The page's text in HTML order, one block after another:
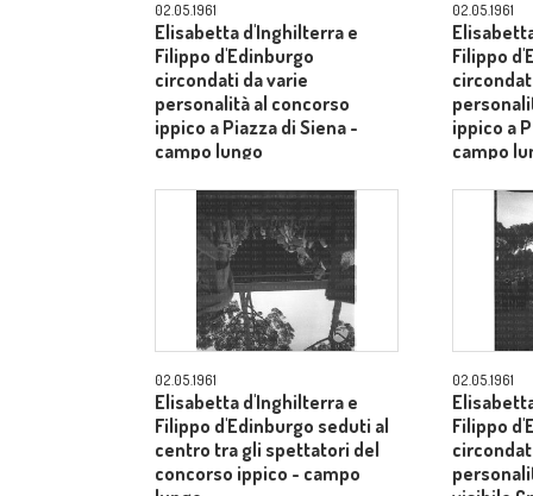
02.05.1961
Elisabetta d'Inghilterra e
Filippo d'Edinburgo
circondati da varie
personalità al concorso
ippico a Piazza di Siena -
campo lungo
02.05.1961
Filippo
ippico a
campo
02.05.1961
Elisabetta d'Inghilterra e
Filippo d'Edinburgo seduti al
centro tra gli spettatori del
concorso ippico - campo
02.05.1961
Filippo